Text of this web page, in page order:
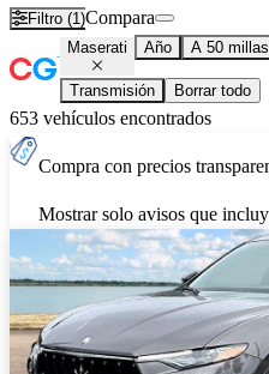
Filtro (1)Compara
Maserati Año A 50
Transmisión Borrar todo
653 vehículos encontrados
Compra con precios
Mostrar solo avisos que